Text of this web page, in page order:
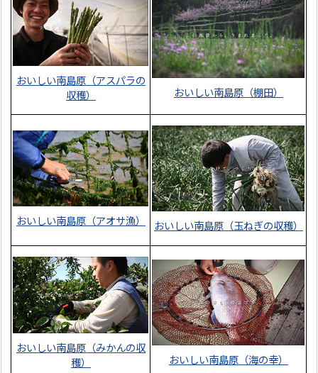
おいしい南島原（アスパラの
収穫）
おいしい南島原（棚田）
おいしい南島原（アオサ漁） おいしい南島原（玉ねぎの収穫）
おいしい南島原（みかんの収
穫）
おいしい南島原（海の幸）